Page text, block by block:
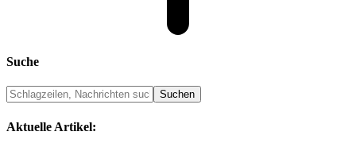
Suche
Aktuelle Artikel: